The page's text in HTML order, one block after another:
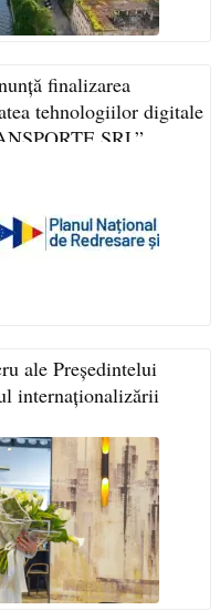
finalizarea
tehnologiilor digitale
SRL”
ale Președintelui
internaționalizării